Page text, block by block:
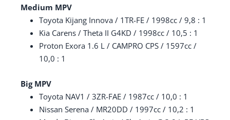
Medium MPV
Toyota Kijang Innova / 1TR-FE / 1998cc / 9,8 : 1
Kia Carens / Theta II G4KD / 1998cc / 10,5 : 1
Proton Exora 1.6 L / CAMPRO CPS / 1597cc /
10,0 : 1
Big MPV
Toyota NAV1 / 3ZR-FAE / 1987cc / 10,0 : 1
Nissan Serena / MR20DD / 1997cc / 10,2 : 1